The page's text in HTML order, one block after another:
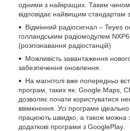
одними з найкращих. Таким
відповідає найвищим стандартам
Відмінний радіосигнал – Teyes
голландським радіомодулем
(розпізнавання радіостанцій)
Можливість завантаження
забезпечення оновлення.
На магнітолі вже попередньо
програм, таких як: Google.Maps,
дозволяє почати користуватися
ввімкнення. Усі програми
працюють швидко, а також можна
додаткові програми з GooglePlay.